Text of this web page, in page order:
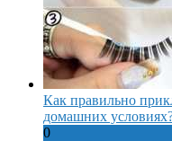
Как правильно
домашних
0